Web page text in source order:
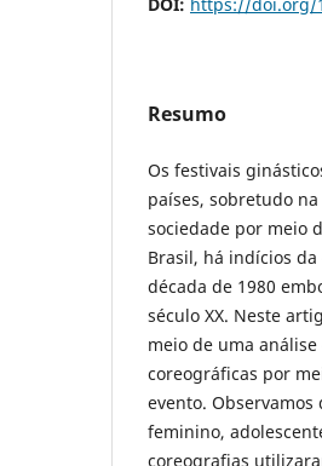
Resumo
Os festivais
países, sobretudo
sociedade por meio
Brasil, há indícios
década de 1980
século XX. Neste
meio de uma
coreográficas por
evento.
feminino,
coreografias